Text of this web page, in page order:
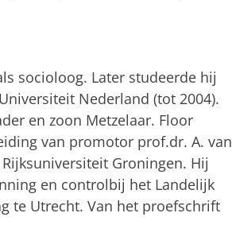
socioloog. Later studeerde hij
Nederland (tot 2004).
en zoon Metzelaar. Floor
van promotor prof.dr. A. van
Groningen. Hij
en controlbij het Landelijk
te Utrecht. Van het proefschrift